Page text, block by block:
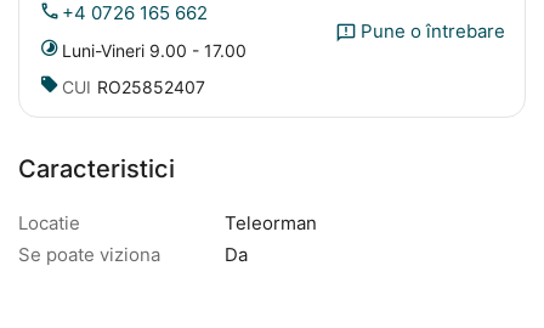
+4 0726 165 662
Luni-Vineri 9.00 - 17.00
CUI RO25852407
Pune o întrebare
Caracteristici
Locatie
Teleorman
Se poate viziona
Da